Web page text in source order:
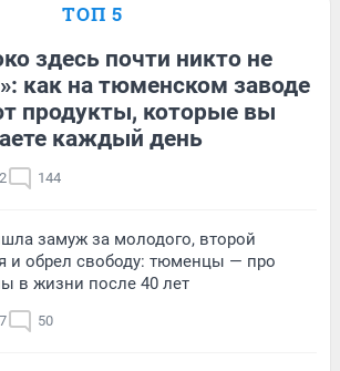
ТОП 5
здесь почти никто не
как на тюменском заводе
продукты, которые вы
каждый день
144
замуж за молодого, второй
и обрел свободу: тюменцы — про
в жизни после 40 лет
50